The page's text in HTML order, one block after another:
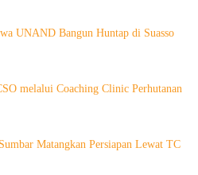
UNAND Bangun Huntap di Suasso
melalui Coaching Clinic Perhutanan
Matangkan Persiapan Lewat TC